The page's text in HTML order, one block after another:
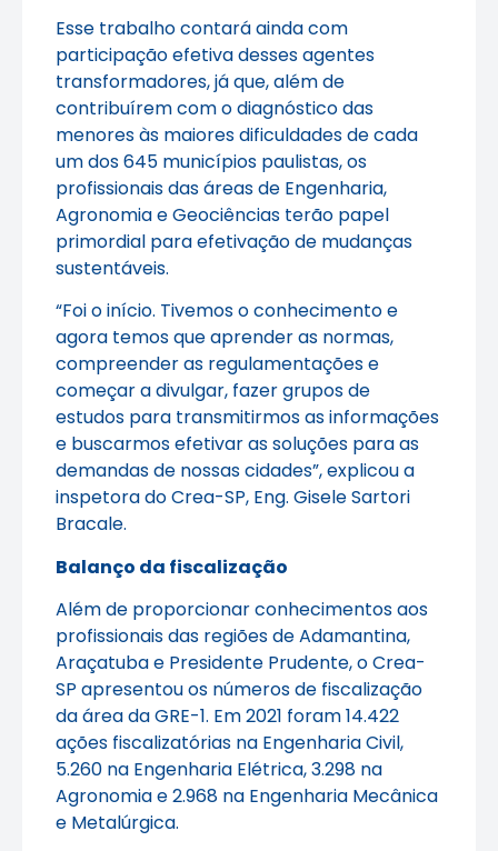
Esse trabalho contará ainda com
participação efetiva desses agentes
transformadores, já que, além de
contribuírem com o diagnóstico das
menores às maiores dificuldades de cada
um dos 645 municípios paulistas, os
profissionais das áreas de Engenharia,
Agronomia e Geociências terão papel
primordial para efetivação de mudanças
sustentáveis.
“Foi o início. Tivemos o conhecimento e
agora temos que aprender as normas,
compreender as regulamentações e
começar a divulgar, fazer grupos de
estudos para transmitirmos as informações
e buscarmos efetivar as soluções para as
demandas de nossas cidades”, explicou a
inspetora do Crea-SP, Eng. Gisele Sartori
Bracale.
Balanço da fiscalização
Além de proporcionar conhecimentos aos
profissionais das regiões de Adamantina,
Araçatuba e Presidente Prudente, o Crea-
SP apresentou os números de fiscalização
da área da GRE-1. Em 2021 foram 14.422
ações fiscalizatórias na Engenharia Civil,
5.260 na Engenharia Elétrica, 3.298 na
Agronomia e 2.968 na Engenharia Mecânica
e Metalúrgica.